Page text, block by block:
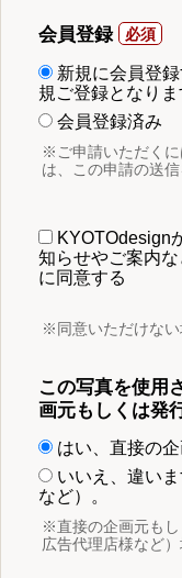
会員登録
新規に会員登
規ご登録となりま
会員登録済み
※ご申請いただく
は、この申請の送
KYOTOdesign
知らせやご案内
に同意する
※同意いただけない
この写真を使用
画元もしくは発
はい、直接の
いいえ、違い
など）。
※直接の企画元もし
広告代理店様など